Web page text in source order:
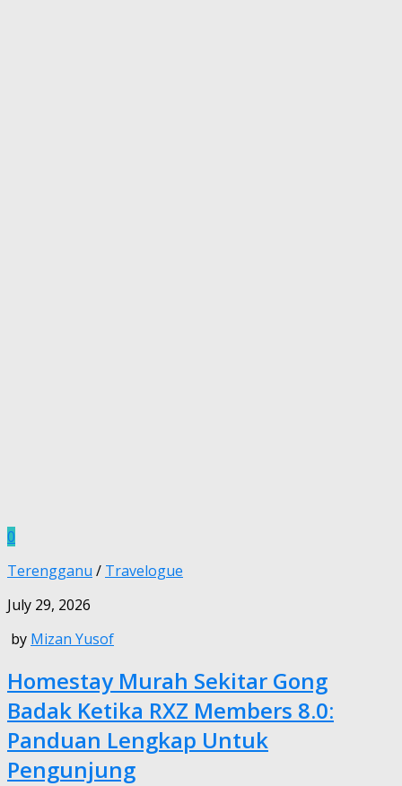
0
Terengganu / Travelogue
July 29, 2026
by Mizan Yusof
Homestay Murah Sekitar Gong
Badak Ketika RXZ Members 8.0:
Panduan Lengkap Untuk
Pengunjung